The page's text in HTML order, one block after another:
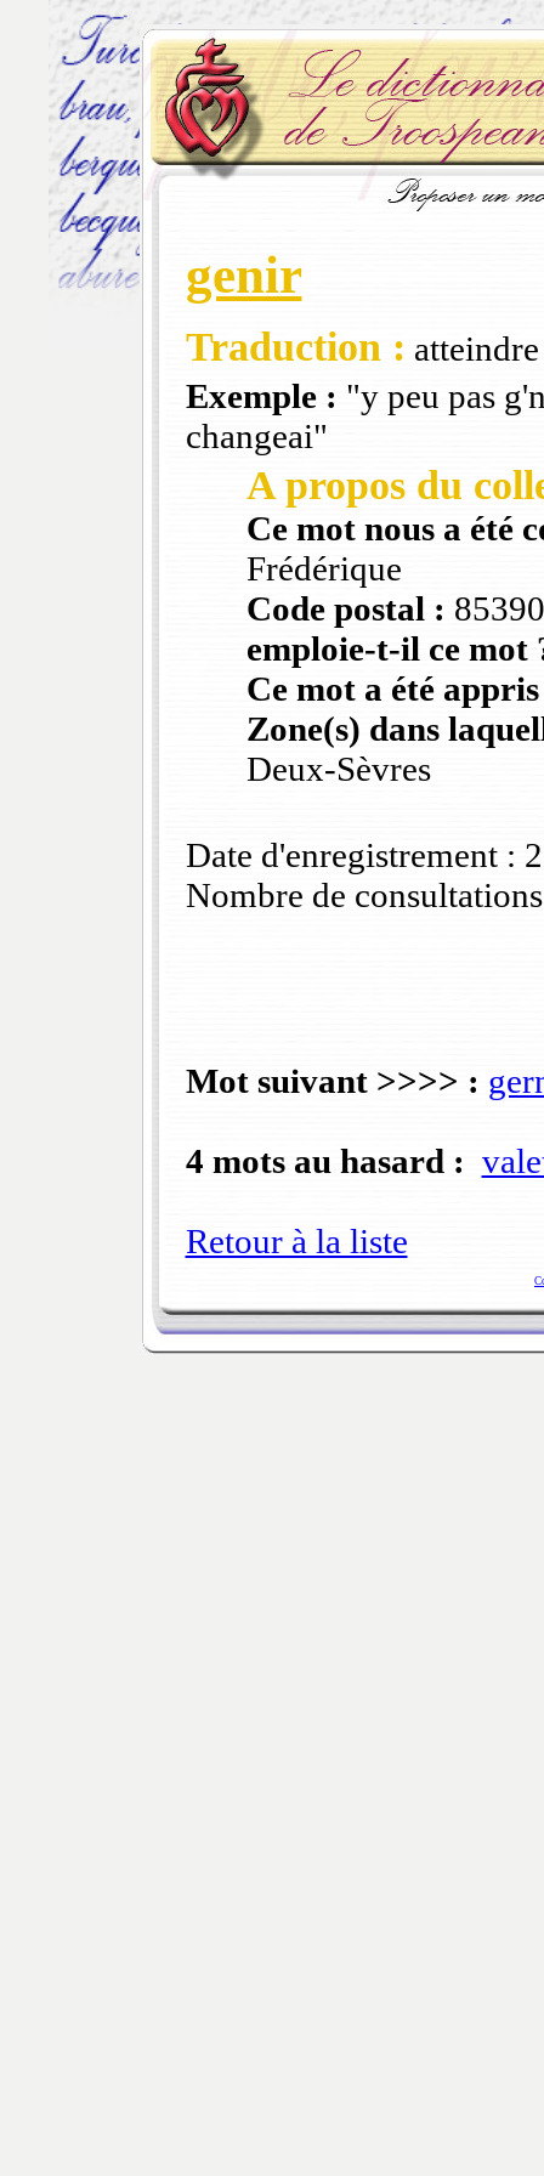
genir
Traduction : atteindre
Exemple : "y peu pas
changeai"
A propos du
Ce mot nous a été
Frédérique
Code postal :
emploie-t-il ce mot
Ce mot a été
Zone(s) dans
Deux-Sèvres
Date d'enregistrement :
Nombre de
Mot suivant >>>> :
4 mots au hasard :
Retour à la liste